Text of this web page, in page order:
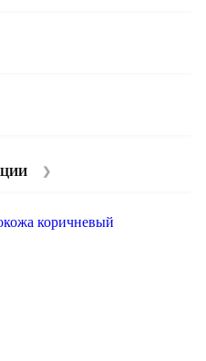
покупки при
и моделей